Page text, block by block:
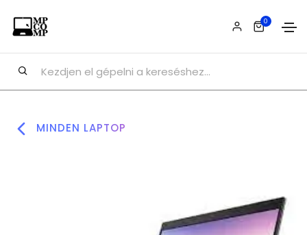
0
MINDEN LAPTOP